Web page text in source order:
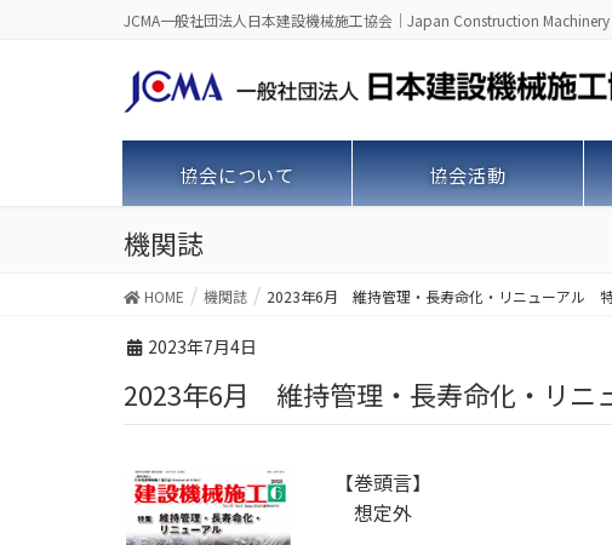
JCMA一般社団法人日本建設機械施工協会｜Japan Construction
協会について 協会活動
機関誌
HOME 機関誌 2023年6月 維持管理・長寿命化・リニューアル
2023年7月4日
2023年6月 維持管理・長寿命化・リ
【巻頭言】
想定外